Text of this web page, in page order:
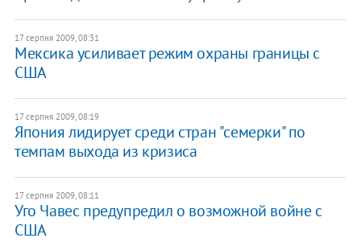
17 серпня 2009, 08:31
Мексика усиливает режим охраны границы с
США
17 серпня 2009, 08:19
Япония лидирует среди стран "семерки" по
темпам выхода из кризиса
17 серпня 2009, 08:11
Уго Чавес предупредил о возможной войне с
США